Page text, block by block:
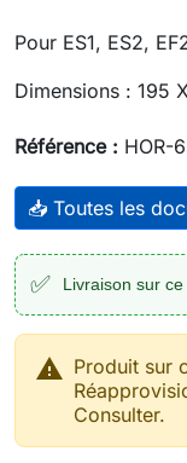
Pour ES1, ES2,
Dimensions : 195
Référence : HOR-
📥 Toutes les
✅ Livraison sur
 Produit sur
Consulter.